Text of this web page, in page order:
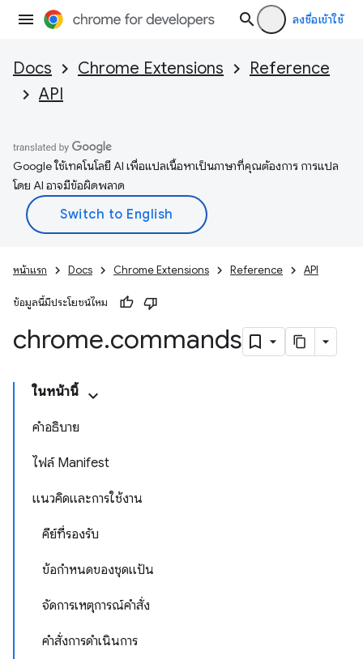
ลงชื่อเข้าใช้
Docs Chrome Extensions
Reference
API
Google ใช้เทคโนโลยี AI เพื่อแปลเนื้อหาเป็นภาษาที่คุณต้องการ การแปล
โดย AI อาจมีข้อผิดพลาด
หน้าแรก Docs Chrome Extensions Reference API
ข้อมูลนี้มีประโยชน์ไหม
chrome.commands
ในหน้านี้
คำอธิบาย
ไฟล์ Manifest
แนวคิดและการใช้งาน
คีย์ที่รองรับ
ข้อกำหนดของชุดแป้น
จัดการเหตุการณ์คำสั่ง
คำสั่งการดำเนินการ